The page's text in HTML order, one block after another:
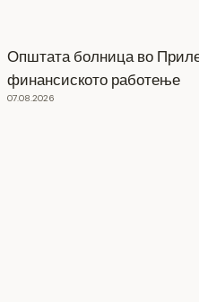
Општата болница во
финансиското работење
07.08.2026